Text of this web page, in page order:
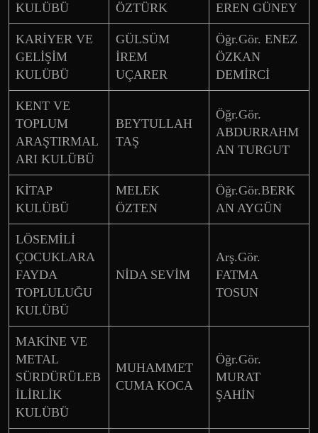
KULÜBÜ
ÖZTÜRK
EREN GÜNEY
KARİYER VE
GELİŞİM
KULÜBÜ
GÜLSÜM
İREM
UÇARER
Öğr.Gör. ENEZ
ÖZKAN
DEMİRCİ
KENT VE
TOPLUM
ARAŞTIRMAL
ARI KULÜBÜ
BEYTULLAH
TAŞ
Öğr.Gör.
ABDURRAHM
AN TURGUT
KİTAP
KULÜBÜ
MELEK
ÖZTEN
Öğr.Gör.BERK
AN AYGÜN
LÖSEMİLİ
ÇOCUKLARA
FAYDA
TOPLULUĞU
KULÜBÜ
NİDA SEVİM
Arş.Gör.
FATMA
TOSUN
MAKİNE VE
METAL
SÜRDÜRÜLEB
İLİRLİK
KULÜBÜ
MUHAMMET
CUMA KOCA
Öğr.Gör.
MURAT
ŞAHİN